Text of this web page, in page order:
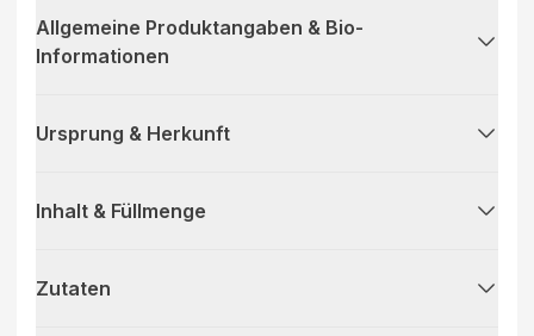
Allgemeine Produktangaben & Bio-
Informationen
Ursprung & Herkunft
Inhalt & Füllmenge
Zutaten